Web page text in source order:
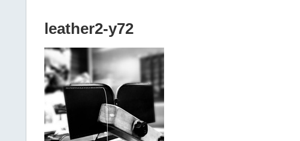
leather2-y72